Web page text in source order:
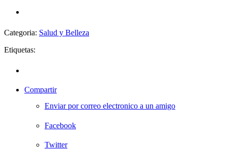
Categoria: Salud y Belleza
Etiquetas:
Compartir
Enviar por correo electronico a un amigo
Facebook
Twitter